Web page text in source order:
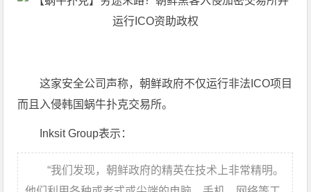
这家安全公司声称，朝鲜政府不仅运行非法ICO项目
而且入侵韩国蜗牛扑克交易所。
Inksit Group表示：
“我们发现，朝鲜政府的精英在技术上非常精明。